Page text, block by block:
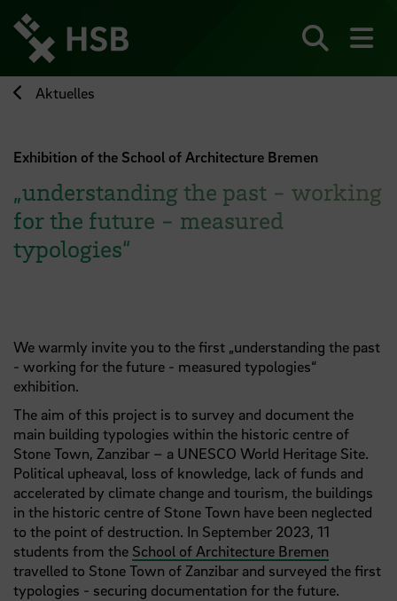
zum
Seiteninhalt
springen
Aktuelles
Exhibition of the School of Architecture Bremen
„understanding the past - working
for the future - measured
typologies“
We warmly invite you to the first „understanding the past
- working for the future - measured typologies“
exhibition.
The aim of this project is to survey and document the
main building typologies within the historic centre of
Stone Town, Zanzibar – a UNESCO World Heritage Site.
Political upheaval, loss of knowledge, lack of funds and
accelerated by climate change and tourism, the buildings
in the historic centre of Stone Town have been neglected
to the point of destruction. In September 2023, 11
students from the School of Architecture Bremen
travelled to Stone Town of Zanzibar and surveyed the first
typologies - securing documentation for the future.